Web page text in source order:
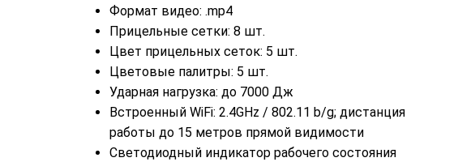
Формат видео: .mp4
Прицельные сетки: 8 шт.
Цвет прицельных сеток: 5 шт.
Цветовые палитры: 5 шт.
Ударная нагрузка: до 7000 Дж
Встроенный WiFi: 2.4GHz / 802.11 b/g; дистанция
работы до 15 метров прямой видимости
Светодиодный индикатор рабочего состояния